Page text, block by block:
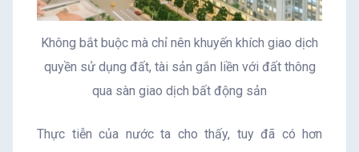
Không bắt buộc mà chỉ nên khuyến khích giao dịch
quyền sử dụng đất, tài sản gắn liền với đất thông
qua sàn giao dịch bất động sản
Thực tiễn của nước ta cho thấy, tuy đã có hơn